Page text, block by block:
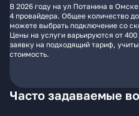
В 2026 году на ул Потанина в
4 провайдера. Общее количество
можете выбрать подключение со
Цены на услуги варьируются от
заявку на подходящий тариф,
стоимость.
Часто задаваемые